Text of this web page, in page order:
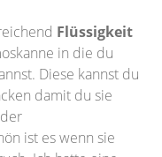
Flüssigkeit
in die du
Diese kannst du
damit du sie
ist es wenn sie